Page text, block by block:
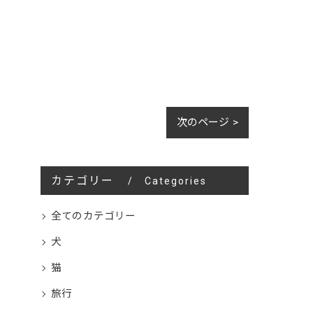
次のページ >
カテゴリー Categories
全てのカテゴリー
犬
猫
旅行